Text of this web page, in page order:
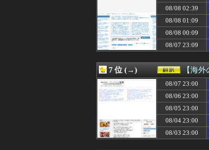
【緊急】明
08/08 03:55
北海道釧路
08/08 03:51
白黒のコマ
08/08 03:50
【無理ゲー
08/08 03:50
【画像】橋
08/08 03:50
【画像】ト
08/08 03:45
【画像】ト
08/08 03:44
【イラッ】
08/08 03:39
泥られた人
08/08 03:39
全く相手の
08/08 03:38
アイドルに
【画像】温
08/08 03:35
【画像あり
08/08 03:34
【画像】道
08/08 03:33
出会い系の
08/08 02:39
08/08 01:09
08/08 00:09
08/07 23:09
7 位 (→) 【海
08/07 23:00
08/06 23:00
08/05 23:00
08/04 23:00
08/03 23:00